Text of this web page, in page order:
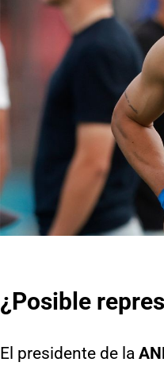
¿Posible
El presidente de la